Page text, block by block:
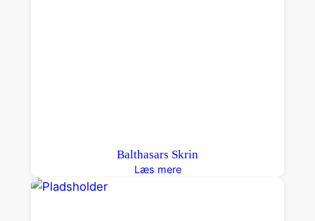
Balthasars Skrin
Læs mere